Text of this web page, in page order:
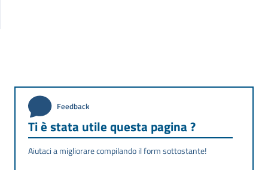
Feedback
Ti è stata utile questa pagina ?
Aiutaci a migliorare compilando il form sottostante!